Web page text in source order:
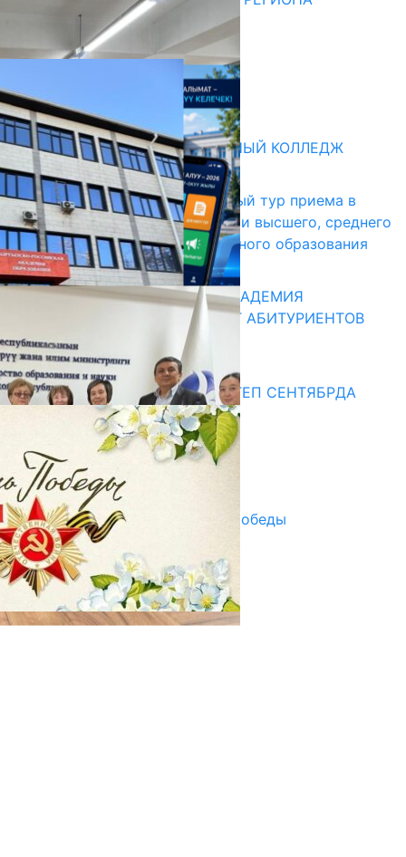
НАЧАЛОСЬ ОБУЧЕНИЕ
05.08.2026
31.07.2026
Абитуриент
БИШКЕКСКИЙ УНИВЕРСАЛЬНЫЙ КОЛЛЕДЖ
17.07.2026
В Кыргызстане начался первый тур приема в
образовательные организации высшего, среднего
и начального профессионального образования
13.07.2026
КЫРГЫЗКО-РОССИЙСКАЯ АКАДЕМИЯ
ОБРАЗОВАНИЯ ПРИГЛАШАЕТ АБИТУРИЕНТОВ
10.07.2026
Медиа
СУЗАКТА 750 ОРУНДУУ МЕКТЕП СЕНТЯБРДА
ПАЙДАЛАНУУГА БЕРИЛЕТ
07.08.2025
Улуу Жеңиштин жандуу сөзү
29.04.2025
Награды в преддверии Дня Победы
29.04.2025